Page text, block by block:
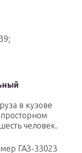
в кузове
человек.
ГАЗ-33023